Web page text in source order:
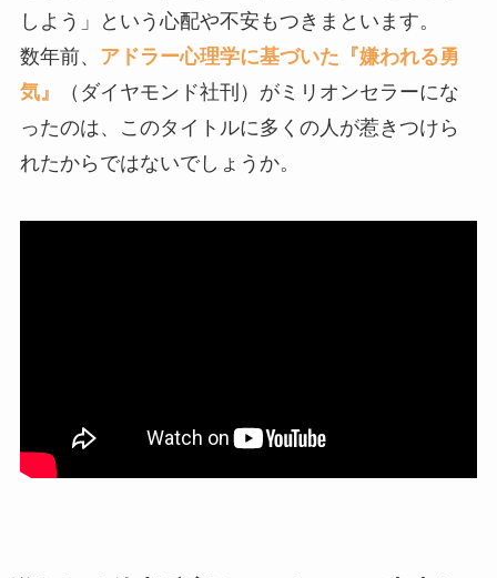
しよう」という心配や不安もつきまといます。
数年前、 アドラー心理学に基づいた『嫌われる勇
気』
（ダイヤモンド社刊）がミリオンセラーにな
ったのは、このタイトルに多くの人が惹きつけら
れたからではないでしょうか。